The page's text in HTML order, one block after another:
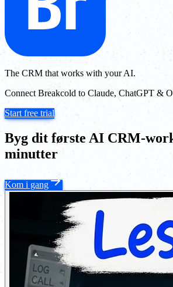
The CRM that works with your AI.
Connect Breakcold to Claude, ChatGPT &
Start free trial
Byg dit første AI CRM-
minutter
Kom i gang